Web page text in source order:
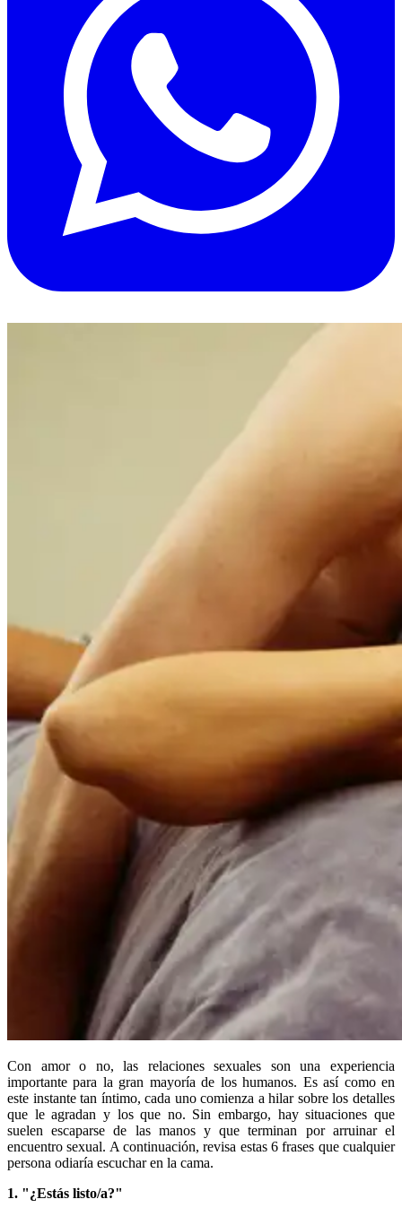
Con amor o no, las relaciones sexuales son una experiencia
importante para la gran mayoría de los humanos. Es así como en
este instante tan íntimo, cada uno comienza a hilar sobre los detalles
que le agradan y los que no. Sin embargo, hay situaciones que
suelen escaparse de las manos y que terminan por arruinar el
encuentro sexual. A continuación, revisa estas 6 frases que cualquier
persona odiaría escuchar en la cama.
1. "¿Estás listo/a?"